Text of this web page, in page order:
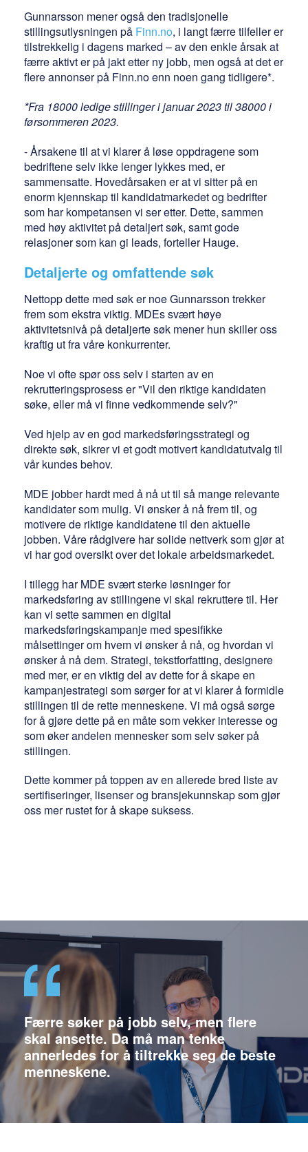
Gunnarsson mener også den tradisjonelle
stillingsutlysningen på Finn.no, i langt færre tilfeller er
tilstrekkelig i dagens marked – av den enkle årsak at
færre aktivt er på jakt etter ny jobb, men også at det er
flere annonser på Finn.no enn noen gang tidligere*.
*Fra 18000 ledige stillinger i januar 2023 til 38000 i
førsommeren 2023.
- Årsakene til at vi klarer å løse oppdragene som
bedriftene selv ikke lenger lykkes med, er
sammensatte. Hovedårsaken er at vi sitter på en
enorm kjennskap til kandidatmarkedet og bedrifter
som har kompetansen vi ser etter. Dette, sammen
med høy aktivitet på detaljert søk, samt gode
relasjoner som kan gi leads, forteller Hauge.
Detaljerte og omfattende søk
Nettopp dette med søk er noe Gunnarsson trekker
frem som ekstra viktig. MDEs svært høye
aktivitetsnivå på detaljerte søk mener hun skiller oss
kraftig ut fra våre konkurrenter.
Noe vi ofte spør oss selv i starten av en
rekrutteringsprosess er "Vil den riktige kandidaten
søke, eller må vi finne vedkommende selv?"
Ved hjelp av en god markedsføringsstrategi og
direkte søk, sikrer vi et godt motivert kandidatutvalg til
vår kundes behov.
MDE jobber hardt med å nå ut til så mange relevante
kandidater som mulig. Vi ønsker å nå frem til, og
motivere de riktige kandidatene til den aktuelle
jobben. Våre rådgivere har solide nettverk som gjør at
vi har god oversikt over det lokale arbeidsmarkedet.
I tillegg har MDE svært sterke løsninger for
markedsføring av stillingene vi skal rekruttere til. Her
kan vi sette sammen en digital
markedsføringskampanje med spesifikke
målsettinger om hvem vi ønsker å nå, og hvordan vi
ønsker å nå dem. Strategi, tekstforfatting, designere
med mer, er en viktig del av dette for å skape en
kampanjestrategi som sørger for at vi klarer å formidle
stillingen til de rette menneskene. Vi må også sørge
for å gjøre dette på en måte som vekker interesse og
som øker andelen mennesker som selv søker på
stillingen.
Dette kommer på toppen av en allerede bred liste av
sertifiseringer, lisenser og bransjekunnskap som gjør
oss mer rustet for å skape suksess.
Færre søker på jobb selv, men flere
skal ansette. Da må man tenke
annerledes for å tiltrekke seg de beste
menneskene.